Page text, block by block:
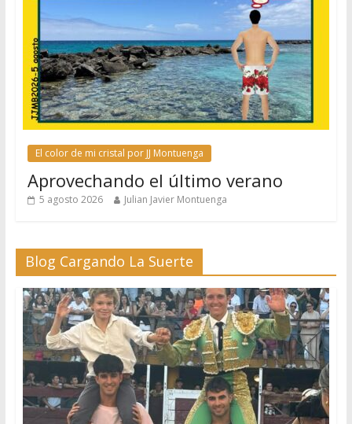
El color de mi cristal por JJ Montuenga
Aprovechando el último verano
5 agosto 2026 Julian Javier Montuenga
Blog Cargando La Suerte